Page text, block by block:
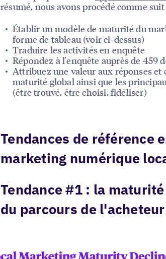
résumé, nous avons procédé comme suit
Établir un modèle de maturité du
forme de tableau (voir ci-dessus)
Traduire les activités en enquête
Répondez à l'enquête auprès de 459
Attribuez une valeur aux réponses et
maturité global ainsi que les
(être trouvé, être choisi, fidéliser)
Tendances de référence
marketing numérique
Tendance #1 : la
du parcours de l'acheteur